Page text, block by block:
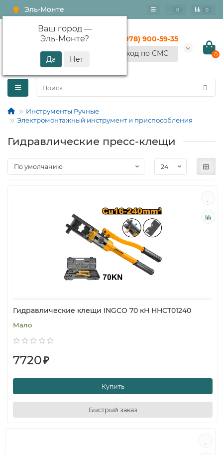
Эль-Монте
Ваш город —
Эль-Монте?
0 0
+7 (978) 900-59-35
Вход по СМС
0
Инструменты Ручные
Электромонтажный инструмент и приспособления
Гидравлические пресс-клещи
Гидравлические клещи INGCO 70 кН HHCT01240
Мало
7720₽
Купить
Быстрый заказ